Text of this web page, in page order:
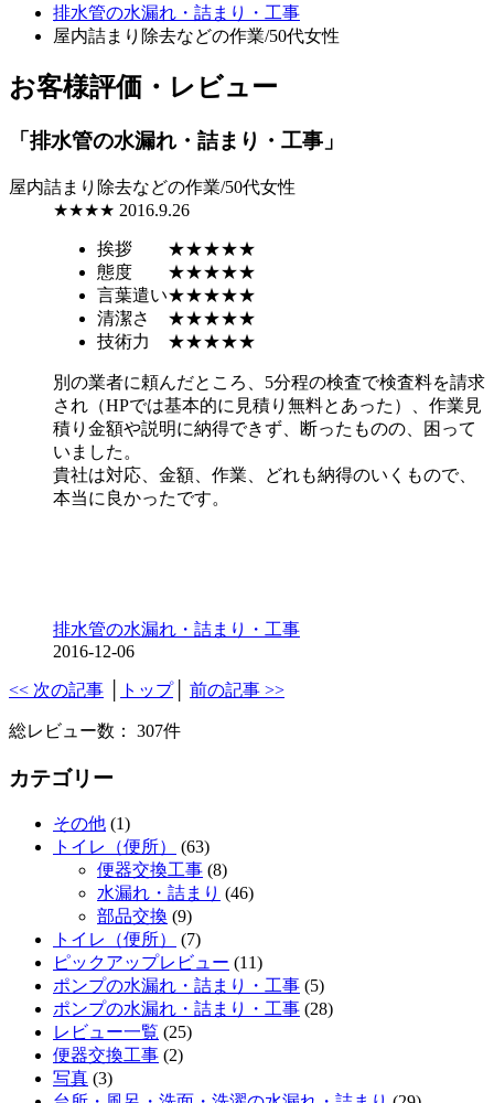
排水管の水漏れ・詰まり・工事
屋内詰まり除去などの作業/50代女性
お客様評価・レビュー
「排水管の水漏れ・詰まり・工事」
屋内詰まり除去などの作業/50代女性
★★★★ 2016.9.26
挨拶 ★★★★★
態度 ★★★★★
言葉遣い★★★★★
清潔さ ★★★★★
技術力 ★★★★★
別の業者に頼んだところ、5分程の検査で検査料を請求
され（HPでは基本的に見積り無料とあった）、作業見
積り金額や説明に納得できず、断ったものの、困って
いました。
貴社は対応、金額、作業、どれも納得のいくもので、
本当に良かったです。
排水管の水漏れ・詰まり・工事
2016-12-06
<< 次の記事 トップ│ 前の記事 >>
総レビュー数： 307件
カテゴリー
その他 (1)
トイレ（便所）
(63)
便器交換工事 (8)
水漏れ・詰まり (46)
部品交換 (9)
トイレ（便所）
(7)
ピックアップレビュー (11)
ポンプの水漏れ・詰まり・工事 (5)
ポンプの水漏れ・詰まり・工事 (28)
レビュー一覧 (25)
便器交換工事 (2)
写真 (3)